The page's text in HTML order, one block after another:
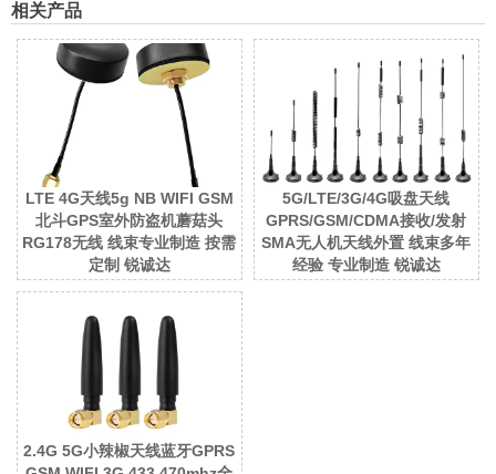
相关产品
LTE 4G天线5g NB WIFI GSM
北斗GPS室外防盗机蘑菇头
RG178无线 线束专业制造 按需
定制 锐诚达
5G/LTE/3G/4G吸盘天线
GPRS/GSM/CDMA接收/发射
SMA无人机天线外置 线束多年
经验 专业制造 锐诚达
2.4G 5G小辣椒天线蓝牙GPRS